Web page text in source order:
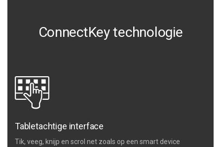
ConnectKey technologie
Tabletachtige interface
Tik, veeg, knijp en scrol net zoals op een smart device